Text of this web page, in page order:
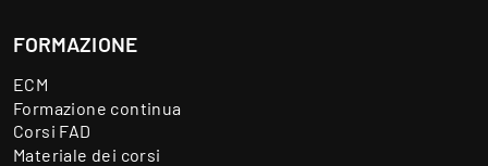
FORMAZIONE
ECM
Formazione continua
Corsi FAD
Materiale dei corsi